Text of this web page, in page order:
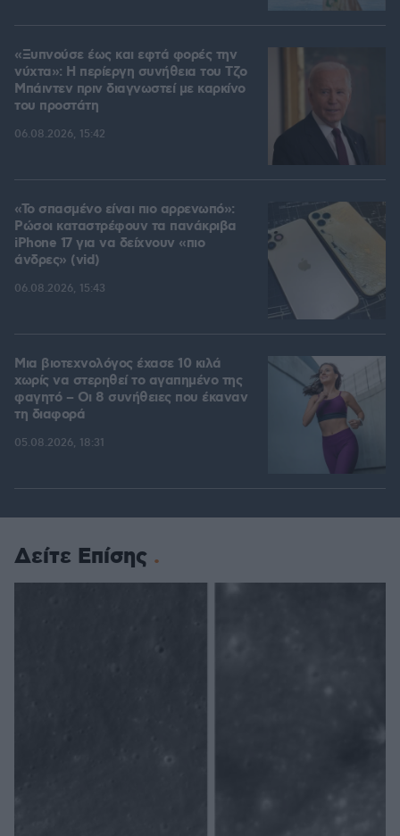
«Ξυπνούσε έως και εφτά φορές την
νύχτα»: Η περίεργη συνήθεια του Τζο
Μπάιντεν πριν διαγνωστεί με καρκίνο
του προστάτη
06.08.2026, 15:42
«Το σπασμένο είναι πιο αρρενωπό»:
Ρώσοι καταστρέφουν τα πανάκριβα
iPhone 17 για να δείχνουν «πιο
άνδρες» (vid)
06.08.2026, 15:43
Μια βιοτεχνολόγος έχασε 10 κιλά
χωρίς να στερηθεί το αγαπημένο της
φαγητό – Οι 8 συνήθειες που έκαναν
τη διαφορά
05.08.2026, 18:31
Δείτε Επίσης